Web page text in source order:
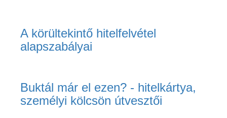
A körültekintő hitelfelvétel
alapszabályai
Buktál már el ezen? - hitelkártya,
személyi kölcsön útvesztői